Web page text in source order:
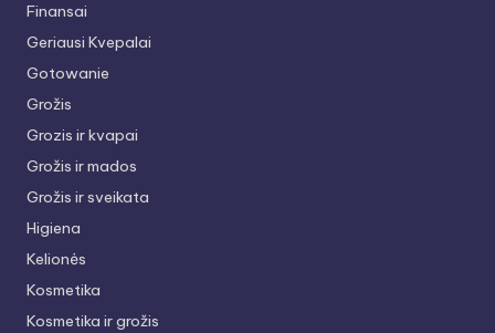
Finansai
Geriausi Kvepalai
Gotowanie
Grožis
Grozis ir kvapai
Grožis ir mados
Grožis ir sveikata
Higiena
Kelionės
Kosmetika
Kosmetika ir grožis